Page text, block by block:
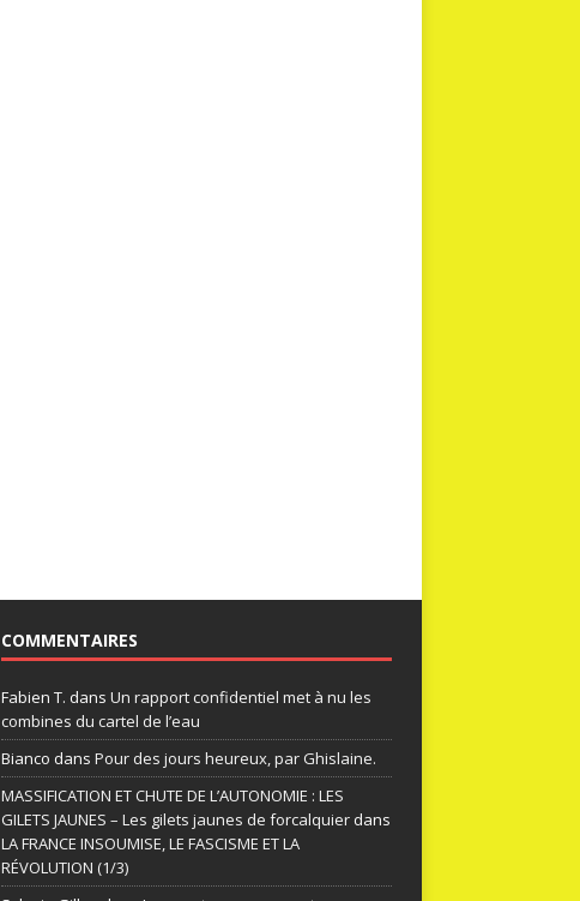
COMMENTAIRES
Fabien T. dans Un rapport confidentiel met à nu les
combines du cartel de l’eau
Bianco dans Pour des jours heureux, par Ghislaine.
MASSIFICATION ET CHUTE DE L’AUTONOMIE : LES
GILETS JAUNES – Les gilets jaunes de forcalquierdans
LA FRANCE INSOUMISE, LE FASCISME ET LA
RÉVOLUTION (1/3)